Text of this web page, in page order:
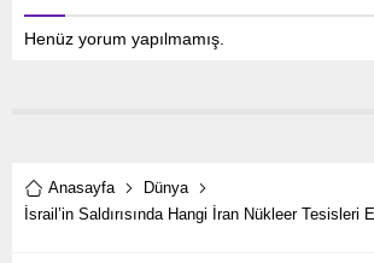
Henüz yorum yapılmamış.
Anasayfa
Dünya
İsrail’in Saldırısında Hangi İran Nükleer Tesisleri